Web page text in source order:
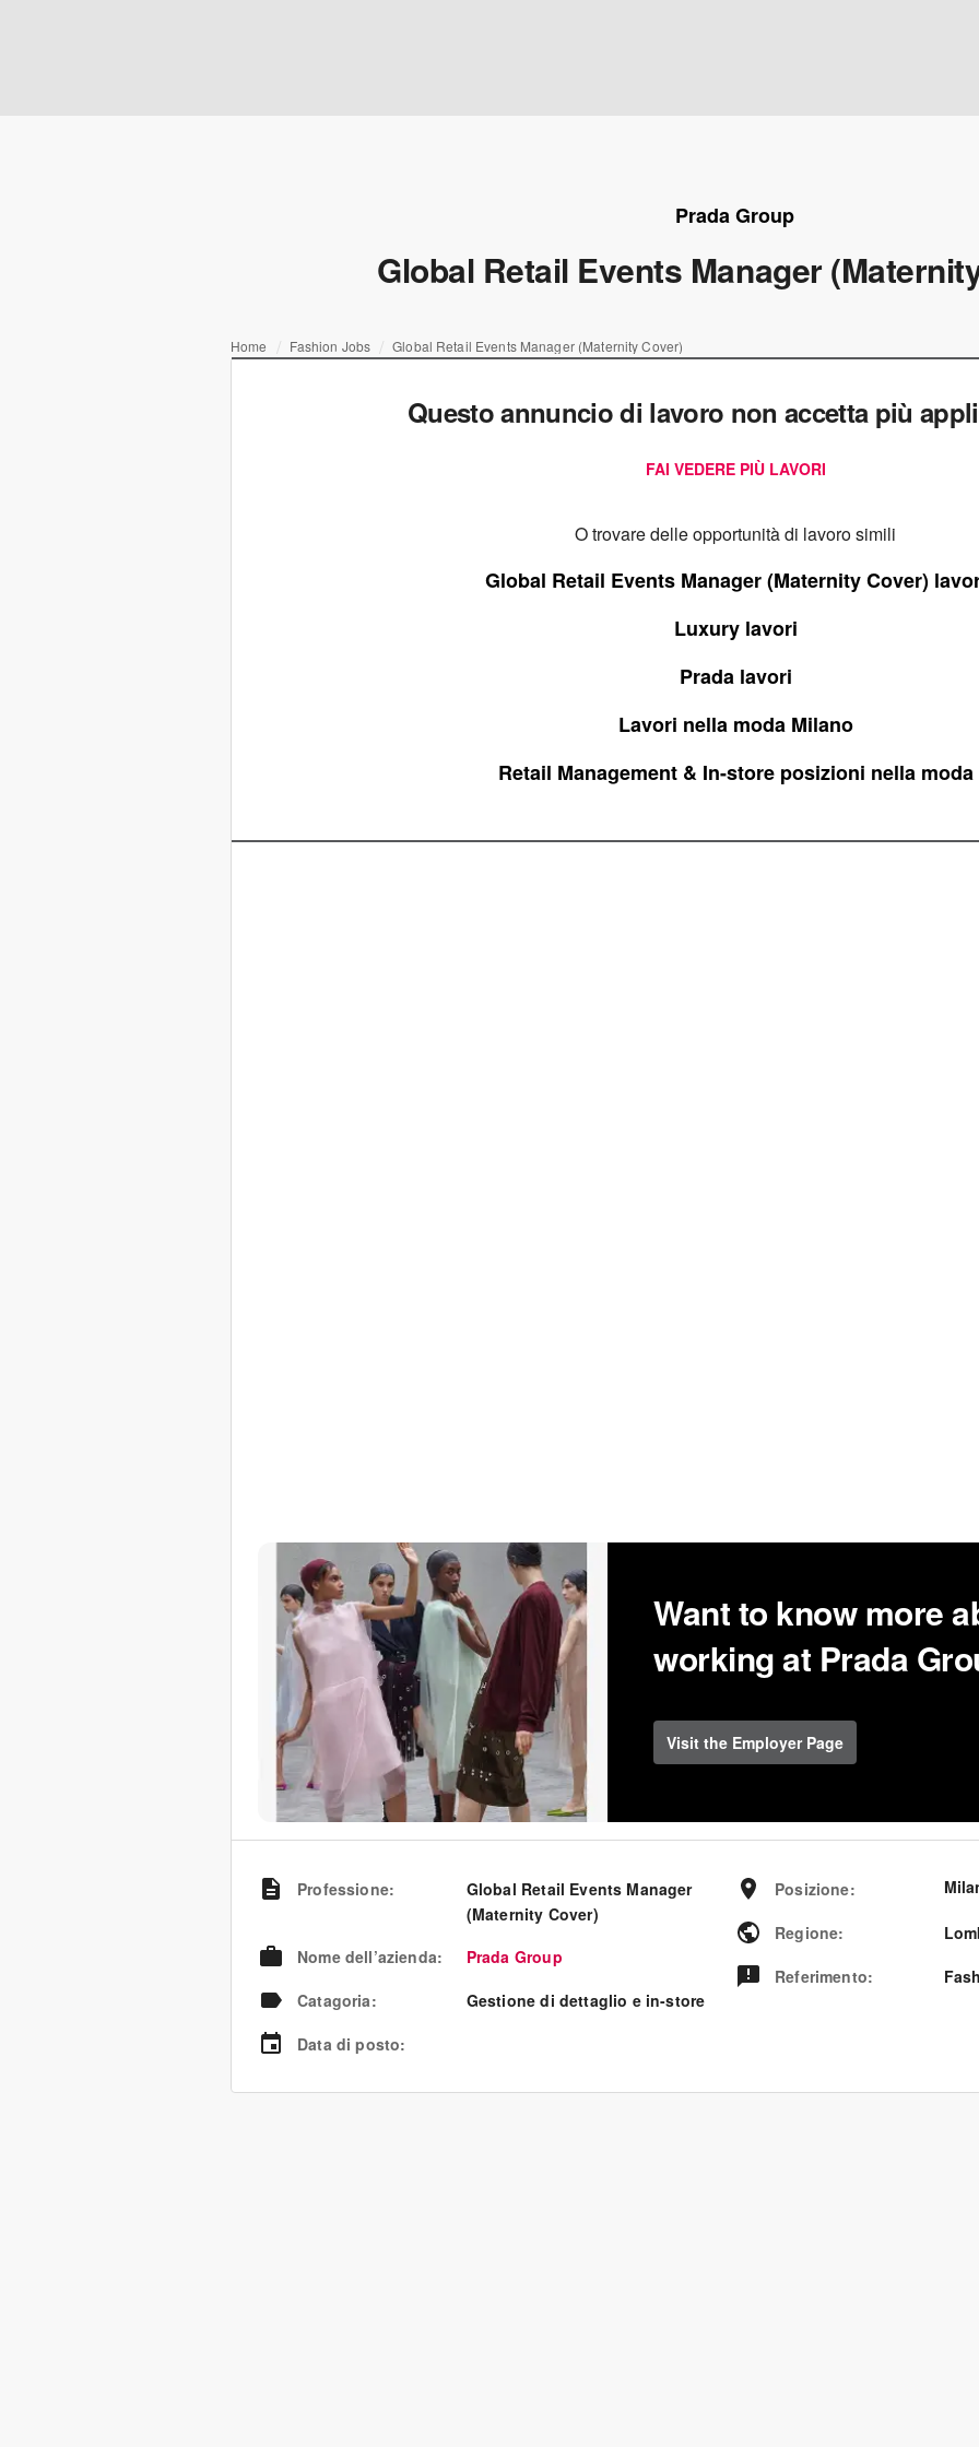
Prada Group
Global Retail Events Manager
Home Fashion Jobs Global Retail Events Manager (Maternity Cover)
Questo annuncio di lavoro non accetta più
FAI VEDERE PIÙ LAVORI
O trovare delle opportunità di lavoro simili
Global Retail Events Manager (Maternity Cover)
Luxury lavori
Prada lavori
Lavori nella moda Milano
Retail Management & In-store posizioni nella moda
Want to know more
working at Prada
Visit the Employer Page
Professione:
Global Retail Events Manager
(Maternity Cover)
Nome dell’azienda:
Prada Group
Catagoria:
Gestione di dettaglio e in-store
Data di posto:
Posizione:
Regione:
Referimento: